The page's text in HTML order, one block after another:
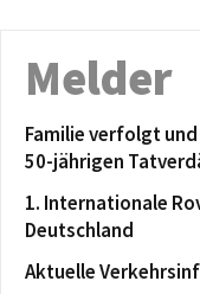
Melder
Familie verfolgt
50-jährigen
1. Internationale
Deutschland
Aktuelle